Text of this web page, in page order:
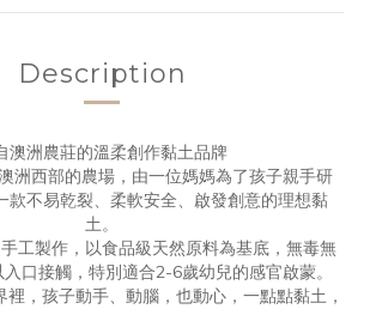
Description
澳洲農莊的溫柔創作黏土品牌
洲西部的農場，由一位媽媽為了孩子親手研
款不易乾裂、柔軟安全、啟發創意的理想黏
土。
工製作，以食品級天然原料為基底，無毒無
口接觸，特別適合2-6歲幼兒的感官啟蒙。
，孩子動手、動腦，也動心，一點點黏土，